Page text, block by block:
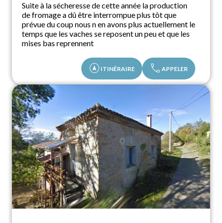
Suite à la sécheresse de cette année la production
de fromage a dû être interrompue plus tôt que
prévue du coup nous n en avons plus actuellement le
temps que les vaches se reposent un peu et que les
mises bas reprennent
assistant_navigation ITINÉRAIRE call APPELER